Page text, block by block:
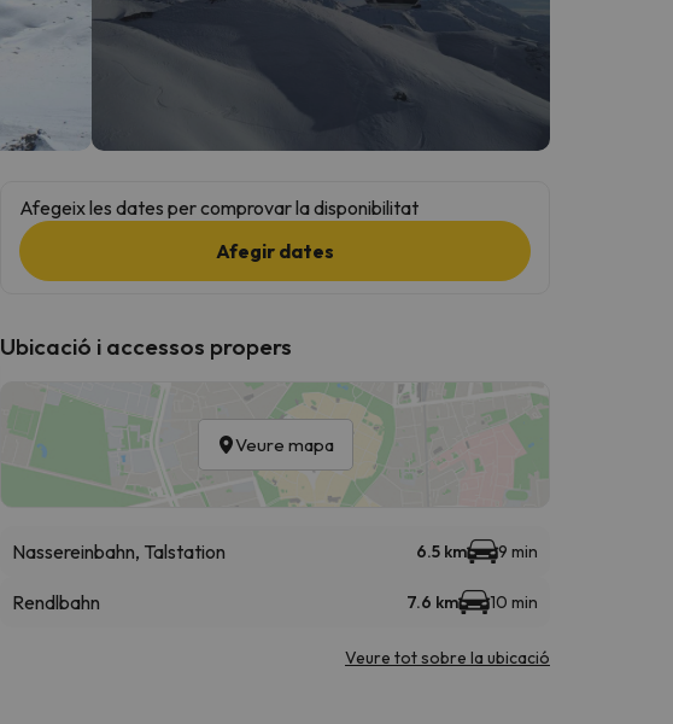
Afegeix les dates per comprovar la disponibilitat
Afegir dates
Ubicació i accessos propers
Veure mapa
Nassereinbahn, Talstation 6.5 km 9 min
Rendlbahn 7.6 km 10 min
Veure tot sobre la ubicació